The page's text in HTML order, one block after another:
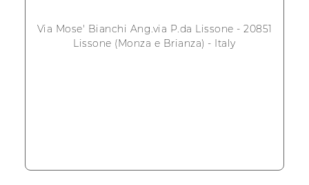
Via Mose' Bianchi Ang.via P.da Lissone - 20851
Lissone (Monza e Brianza) - Italy